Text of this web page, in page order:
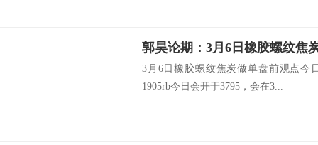
郭昊论期：3月6日橡胶螺纹焦
3月6日橡胶螺纹焦炭做单盘前观点今
1905rb今日会开于3795，会在3...